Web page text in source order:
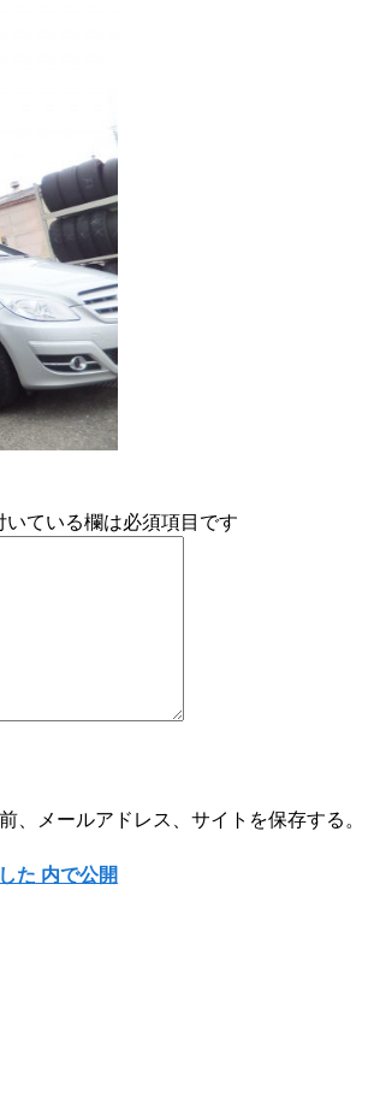
いている欄は必須項目です
、メールアドレス、サイトを保存する。
た 内で公開